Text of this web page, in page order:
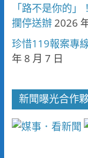
「路不是你的
攔停送辦2026
珍惜119報案專
年 8 月 7 日
新聞曝光合作